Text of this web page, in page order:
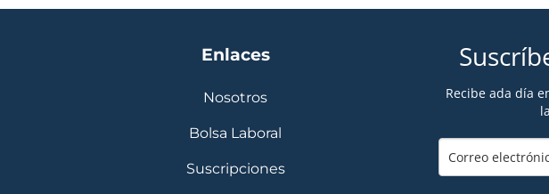
Enlaces
Nosotros
Bolsa Laboral
Suscripciones
Recibe ada día